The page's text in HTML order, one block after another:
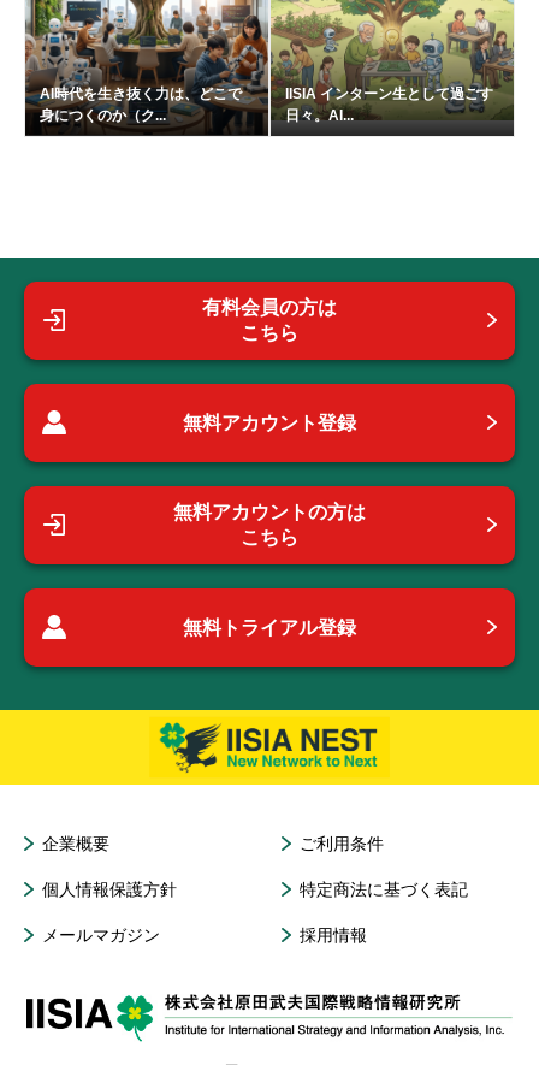
AI時代を生き抜く力は、どこで
身につくのか（ク...
IISIA インターン生として過ごす
日々。AI...
有料会員の方は
こちら
無料アカウント登録
無料アカウントの方は
こちら
無料トライアル登録
企業概要 ご利用条件
個人情報保護方針 特定商法に基づく表記
メールマガジン 採用情報